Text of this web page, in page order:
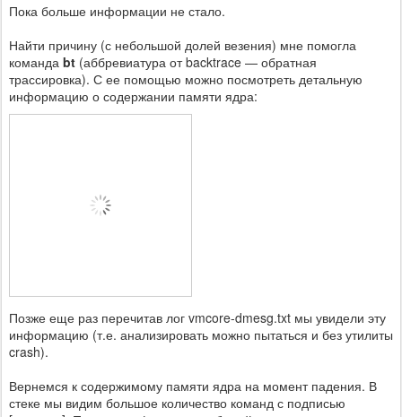
Пока больше информации не стало.
Найти причину (с небольшой долей везения) мне помогла
команда bt (аббревиатура от backtrace — обратная
трассировка). С ее помощью можно посмотреть детальную
информацию о содержании памяти ядра:
Позже еще раз перечитав лог vmcore-dmesg.txt мы увидели эту
информацию (т.е. анализировать можно пытаться и без утилиты
crash).
Вернемся к содержимому памяти ядра на момент падения. В
стеке мы видим большое количество команд с подписью